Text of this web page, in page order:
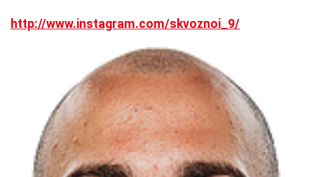
http://www.instagram.com/skvoznoi_9/